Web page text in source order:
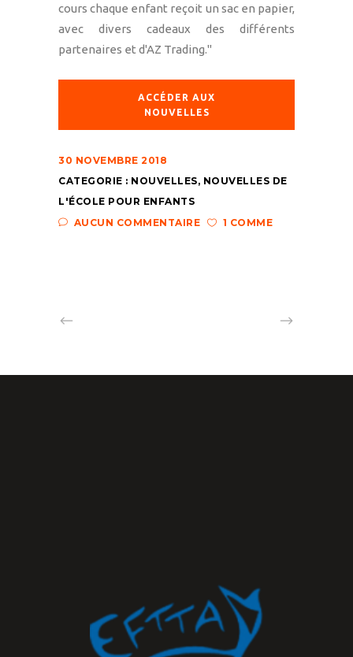
cours chaque enfant reçoit un sac en papier,
avec divers cadeaux des différents
partenaires et d'AZ Trading."
ACCÉDER AUX
NOUVELLES
30 NOVEMBRE 2018
CATEGORIE : NOUVELLES, NOUVELLES DE
L'ÉCOLE POUR ENFANTS
AUCUN COMMENTAIRE
1 COMME